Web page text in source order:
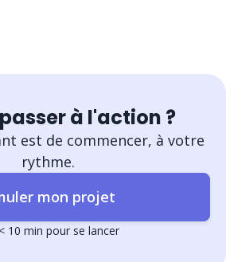
à l'action ?
est de commencer, à votre
rythme.
mon projet
< 10 min pour se lancer